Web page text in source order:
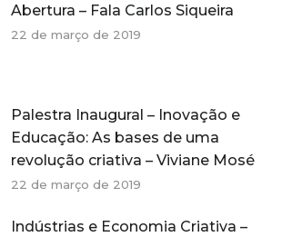
Abertura – Fala Carlos Siqueira
22 de março de 2019
Palestra Inaugural – Inovação e
Educação: As bases de uma
revolução criativa – Viviane Mosé
22 de março de 2019
Indústrias e Economia Criativa –